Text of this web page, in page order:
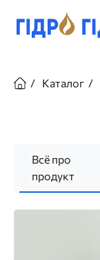
основному
навигации
Каталог
Всё про
продукт